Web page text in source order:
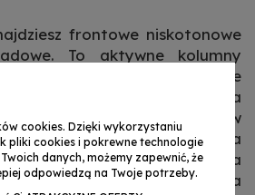
frontowe niskotonowe
To aktywne kolumny
Głośniki niskotonowe
są jako uzupełnienie dla
głośnikowych, które nie są w
częstotliwości pasma
niskotonowy odpowiada za
a jego pasmo przenoszenia
cookies. Dzięki wykorzystaniu
pliki cookies i pokrewne technologie
danych, możemy zapewnić, że
odpowiedzą na Twoje potrzeby.